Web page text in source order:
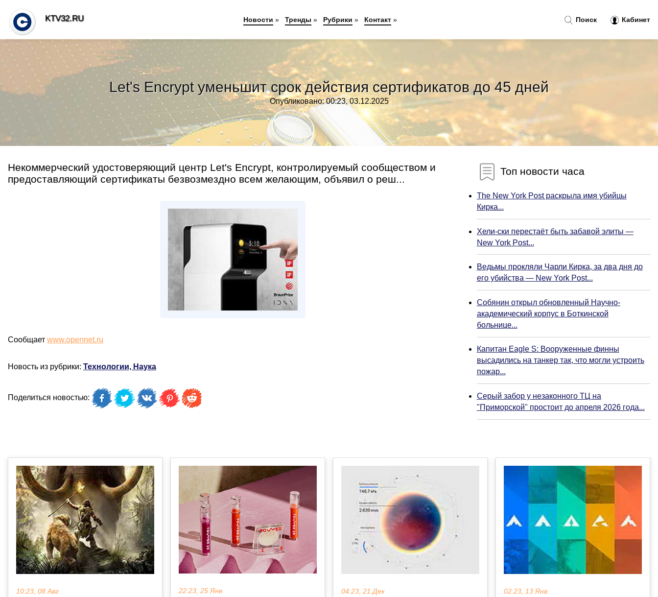
Let's Encrypt уменьшит срок действия сертификатов до 45 дней
Опубликовано: 00:23, 03.12.2025
Некоммерческий удостоверяющий центр Let's Encrypt, контролируемый сообществом и
предоставляющий сертификаты безвозмездно всем желающим, объявил о реш...
Сообщает www.opennet.ru
Новость из рубрики: Технологии, Наука
Поделиться новостью:
Топ новости часа
The New York Post раскрыла имя убийцы
Кирка...
Хели-ски перестаёт быть забавой элиты —
New York Post...
Ведьмы прокляли Чарли Кирка, за два дня до
его убийства — New York Post...
Собянин открыл обновленный Научно-
академический корпус в Боткинской
больнице...
Капитан Eagle S: Вооруженные финны
высадились на танкер так, что могли устроить
пожар...
Серый забор у незаконного ТЦ на
"Приморской" простоит до апреля 2026 года...
10:23, 08 Авг 22:23, 25 Янв 04:23, 21 Дек 02:23, 13 Янв
Поиск Кабинет
KTV32.RU Новости » Тренды » Рубрики » Контакт»